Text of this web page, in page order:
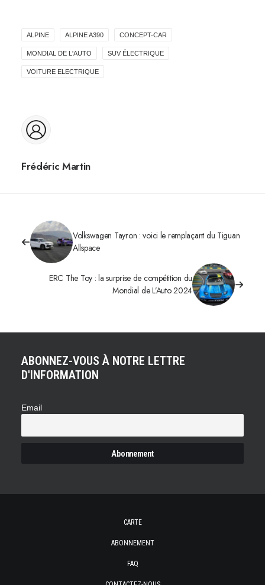
ALPINE ALPINE A390 CONCEPT-CAR
MONDIAL DE L'AUTO SUV ÉLECTRIQUE
VOITURE ELECTRIQUE
Frédéric Martin
Volkswagen Tayron : voici le remplaçant du Tiguan
Allspace
ERC The Toy : la surprise de compétition du
Mondial de L’Auto 2024
ABONNEZ-VOUS À NOTRE LETTRE
D'INFORMATION
Email
CARTE
ABONNEMENT
FAQ